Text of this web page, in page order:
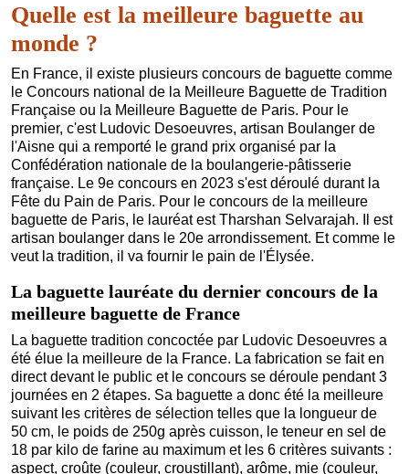
Quelle est la meilleure baguette au
monde ?
En France, il existe plusieurs concours de baguette comme
le Concours national de la Meilleure Baguette de Tradition
Française ou la Meilleure Baguette de Paris. Pour le
premier, c'est Ludovic Desoeuvres, artisan Boulanger de
l'Aisne qui a remporté le grand prix organisé par la
Confédération nationale de la boulangerie-pâtisserie
française. Le 9e concours en 2023 s'est déroulé durant la
Fête du Pain de Paris. Pour le concours de la meilleure
baguette de Paris, le lauréat est Tharshan Selvarajah. Il est
artisan boulanger dans le 20e arrondissement. Et comme le
veut la tradition, il va fournir le pain de l'Élysée.
La baguette lauréate du dernier concours de la
meilleure baguette de France
La baguette tradition concoctée par Ludovic Desoeuvres a
été élue la meilleure de la France. La fabrication se fait en
direct devant le public et le concours se déroule pendant 3
journées en 2 étapes. Sa baguette a donc été la meilleure
suivant les critères de sélection telles que la longueur de
50 cm, le poids de 250g après cuisson, le teneur en sel de
18 par kilo de farine au maximum et les 6 critères suivants :
aspect, croûte (couleur, croustillant), arôme, mie (couleur,